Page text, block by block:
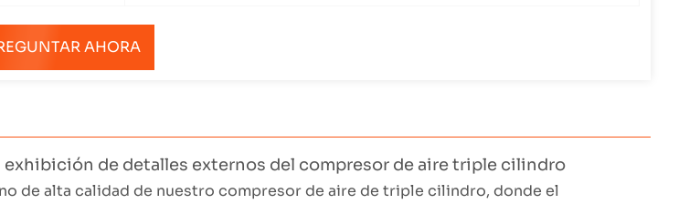
AHORA
de detalles externos del compresor de aire triple cilindro
de alta calidad de nuestro compresor de aire de triple cilindro, donde el